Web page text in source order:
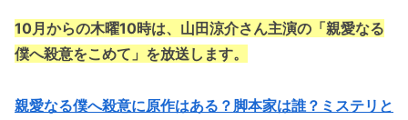
10月からの木曜10時は、山田涼介さん主演の「親愛なる
僕へ殺意をこめて」を放送します。
親愛なる僕へ殺意に原作はある？脚本家は誰？ミステリと